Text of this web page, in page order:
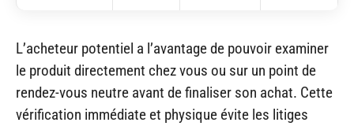
L’acheteur potentiel a l’avantage de pouvoir examiner
le produit directement chez vous ou sur un point de
rendez-vous neutre avant de finaliser son achat. Cette
vérification immédiate et physique évite les litiges